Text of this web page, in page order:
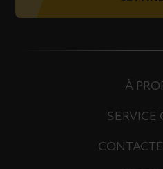
À
SERVICE